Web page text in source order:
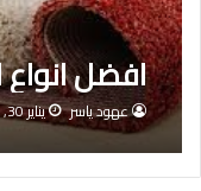
افضل انواع
عهود ياسر يناير 30, 2023